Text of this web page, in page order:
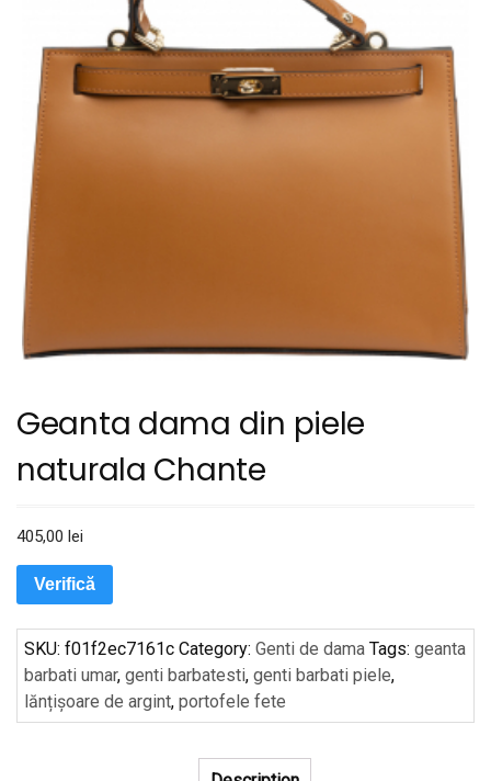
Geanta dama din piele
naturala Chante
405,00 lei
Verifică
SKU: f01f2ec7161c Category: Genti de dama Tags: geanta
barbati umar, genti barbatesti, genti barbati piele,
lănțișoare de argint, portofele fete